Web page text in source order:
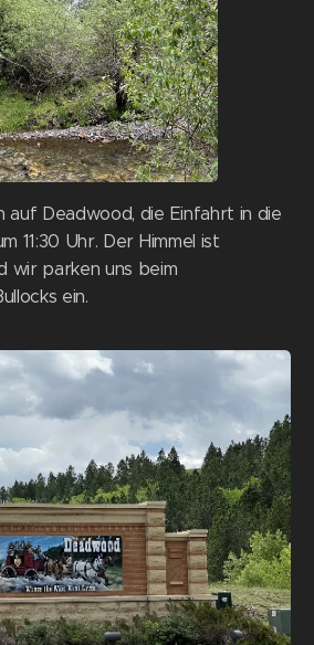
auf Deadwood, die Einfahrt in die
11:30 Uhr. Der Himmel ist
wir parken uns beim
ein.